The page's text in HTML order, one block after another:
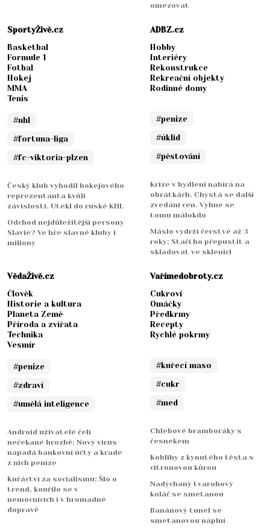
omezovat
SportyŽivě.cz
Basketbal
Formule 1
Fotbal
Hokej
MMA
Tenis
#nhl
#fortuna-liga
#fc-viktoria-plzen
Český klub vyhodil hokejového
reprezentanta kvůli
závislosti. Utekl do ruské KHL
Odchod nejdůležitější persony
Slavie? Ve hře slavné kluby i
miliony
ADBZ.cz
Hobby
Interiéry
Rekonstrukce
Rekreační objekty
Rodinné domy
#penize
#úklid
#pěstování
Krize v bydlení nabírá na
obrátkách. Chystá se další
zvedání cen. Vyhne se
tomu málokdo
Máslo vydrží čerstvé až 3
roky: Stačí ho přepustit a
skladovat ve sklenici
VědaŽivě.cz
Člověk
Historie a kultura
Planeta Země
Příroda a zvířata
Technika
Vesmír
#penize
#zdraví
#umělá inteligence
Android uživatelé čelí
nečekané hrozbě: Nový virus
napadá bankovní účty a krade
z nich peníze
Kuřáctví za socialismu: Šlo o
trend, kouřilo se v
nemocnicích i v hromadné
dopravě
Vařímedobroty.cz
Cukroví
Omáčky
Předkrmy
Recepty
Rychlé pokrmy
#kuřecí maso
#cukr
#med
Chlebové bramboráky s
česnekem
Koblihy z kynutého těsta s
citronovou kůrou
Nadýchaný tvarohový
koláč se smetanou
Banánový tunel se
smetanovou náplní